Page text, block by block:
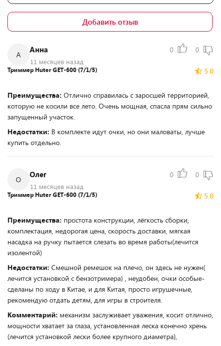
Добавить отзыв
А
Анна
11 месяцев назад
0 0
5.0
Триммер Huter GET-600 (7/1/5)
Преимущества: Отлично справилась с заросшей территорией,
которую не косили все лето. Очень мощная, спасла прям сильно
запущенный участок.
Недостатки: В комплекте идут очки, но они маловаты, лучше
купить отдельно.
О
Олег
11 месяцев назад
0 0
5.0
Триммер Huter GET-600 (7/1/5)
Преимущества: простота конструкции, лёгкость сборки,
комплектация, недорогая цена, скорость доставки, мягкая
насадка на ручку пытается слезать во время работы(лечится
изолентой)
Недостатки: Смешной ремешок на плечо, он здесь не нужен(
лечится установкой с бензотримера) , неудобен, очки особые-
сделаны по ходу в Китае, и для Китая, просто игрушечные,
рекомендую отдать детям, для игры в строителя.
Комментарий: механизм заслуживает уважения, косит отлично,
мощности хватает за глаза, установленная леска конечно хрень
(лечится установкой лески более крупного диаметра),